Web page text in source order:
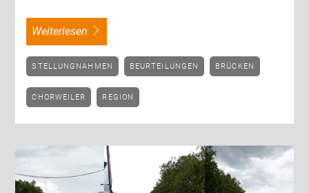
weiterlesen
STELLUNGNAHMEN BEURTEILUNGEN BRÜCKEN
CHORWEILER REGION